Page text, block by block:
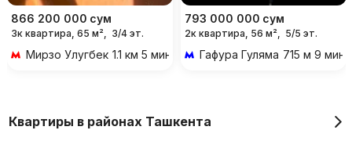
866 200 000 сум
3к квартира, 65 м², 3/4 эт.
Мирзо Улугбек 1.1 км 5 мин на транспорте
793 000 000 сум
2к квартира, 56 м², 5/5 эт.
Гафура Гуляма 715 м 9 мин
Квартиры в районах Ташкента